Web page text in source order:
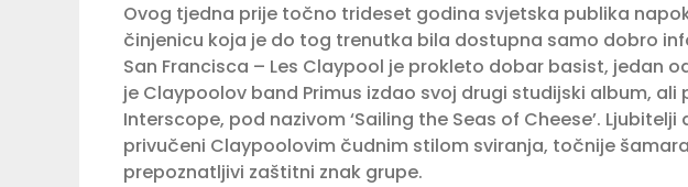
Ovog tjedna prije točno trideset godina svjetska publika
činjenicu koja je do tog trenutka bila dostupna samo dobro
San Francisca – Les Claypool je prokleto dobar basist, jedan
je Claypoolov band Primus izdao svoj drugi studijski album,
Interscope, pod nazivom ‘Sailing the Seas of Cheese’.
privučeni Claypoolovim čudnim stilom sviranja, točnije
prepoznatljivi zaštitni znak grupe.